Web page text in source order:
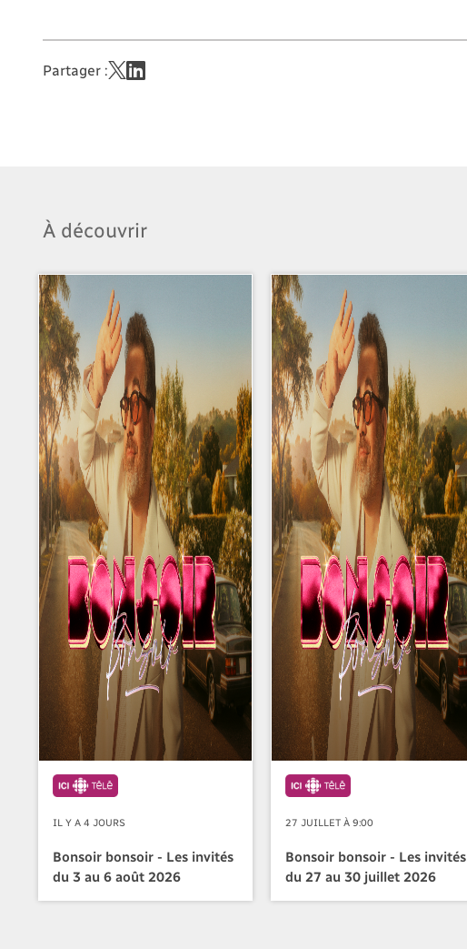
Partager :
À découvrir
IL Y A 4 JOURS
Bonsoir bonsoir - Les invités
du 3 au 6 août 2026
27 JUILLET À 9:00
Bonsoir bonsoir - Les invités
du 27 au 30 juillet 2026